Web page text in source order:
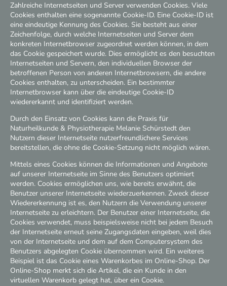
Zahlreiche Internetseiten und Server verwenden Cookies. Viele
Cookies enthalten eine sogenannte Cookie-ID. Eine Cookie-ID ist
eine eindeutige Kennung des Cookies. Sie besteht aus einer
Zeichenfolge, durch welche Internetseiten und Server dem
konkreten Internetbrowser zugeordnet werden können, in dem
das Cookie gespeichert wurde. Dies ermöglicht es den besuchten
Internetseiten und Servern, den individuellen Browser der
betroffenen Person von anderen Internetbrowsern, die andere
Cookies enthalten, zu unterscheiden. Ein bestimmter
Internetbrowser kann über die eindeutige Cookie-ID
wiedererkannt und identifiziert werden.
Durch den Einsatz von Cookies kann die Praxis für
Naturheilkunde & Physiotherapie Melanie Schürstedt den
Nutzern dieser Internetseite nutzerfreundlichere Services
bereitstellen, die ohne die Cookie-Setzung nicht möglich wären.
Mittels eines Cookies können die Informationen und Angebote
auf unserer Internetseite im Sinne des Benutzers optimiert
werden. Cookies ermöglichen uns, wie bereits erwähnt, die
Benutzer unserer Internetseite wiederzuerkennen. Zweck dieser
Wiedererkennung ist es, den Nutzern die Verwendung unserer
Internetseite zu erleichtern. Der Benutzer einer Internetseite, die
Cookies verwendet, muss beispielsweise nicht bei jedem Besuch
der Internetseite erneut seine Zugangsdaten eingeben, weil dies
von der Internetseite und dem auf dem Computersystem des
Benutzers abgelegten Cookie übernommen wird. Ein weiteres
Beispiel ist das Cookie eines Warenkorbes im Online-Shop. Der
Online-Shop merkt sich die Artikel, die ein Kunde in den
virtuellen Warenkorb gelegt hat, über ein Cookie.